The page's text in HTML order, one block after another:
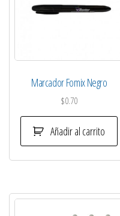
Marcador Fomix Negro
$0.70
Añadir al carrito